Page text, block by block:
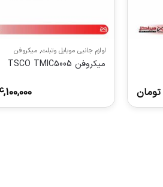
تومان
لوازم جانبی موبایل وتبلت, میکروفن
میکروفن TSCO TMIC5005